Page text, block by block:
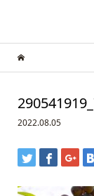
2022.08.05